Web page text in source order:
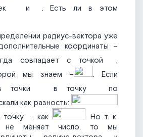
и
. Есть ли в этом
радиус-вектора уже
координаты –
совпадает с точкой
,
мы знаем –
. Если
точки
в точку
по
как разность:
точку , как
. Но т. к.
не меняет число, то мы